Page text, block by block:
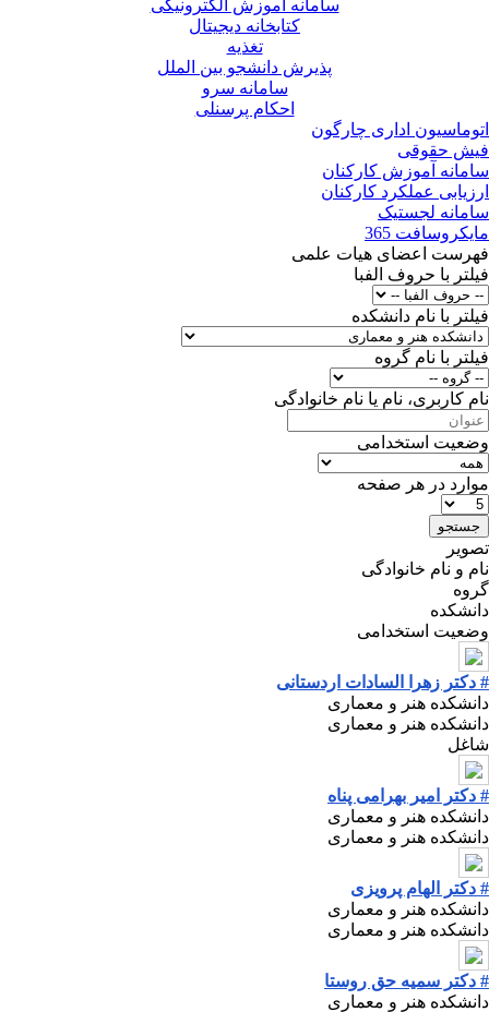
سامانه آموزش الکترونیکی
کتابخانه دیجیتال
تغذیه
پذیرش دانشجو بین الملل
سامانه سرو
احکام پرسنلی
اتوماسیون اداری چارگون
فیش حقوقی
سامانه آموزش کارکنان
ارزیابی عملکرد کارکنان
سامانه لجستیک
مایکروسافت 365
فهرست اعضای هیات علمی
فیلتر با حروف الفبا
فیلتر با نام دانشکده
فیلتر با نام گروه
نام کاربرى، نام یا نام خانوادگى
وضعیت استخدامی
موارد در هر صفحه
تصویر
نام و نام خانوادگی
گروه
دانشکده
وضعیت استخدامی
# دکتر زهرا السادات اردستانی
دانشکده هنر و معماری
دانشکده هنر و معماری
شاغل
# دکتر امیر بهرامی پناه
دانشکده هنر و معماری
دانشکده هنر و معماری
# دکتر الهام پرویزی
دانشکده هنر و معماری
دانشکده هنر و معماری
# دکتر سمیه حق روستا
دانشکده هنر و معماری